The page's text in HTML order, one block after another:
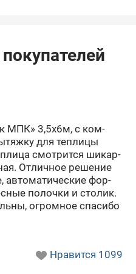
МПК» 3,5х6м, с ком­
для теп­ли­цы
смот­рит­ся ши­кар­
От­лич­ное ре­ше­ние
ав­то­ма­ти­че­ские фор­
по­лоч­ки и сто­лик.
огром­ное спа­си­бо
Нравится 1099